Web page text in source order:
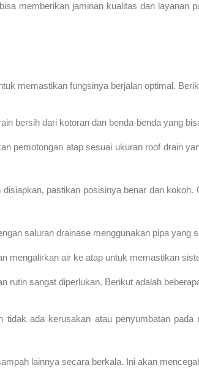
memberikan jaminan kualitas dan layanan
memastikan fungsinya berjalan optimal.
bersih dari kotoran dan benda-benda yang
pemotongan atap sesuai ukuran roof drain
pastikan posisinya benar dan
saluran drainase menggunakan pipa yang
mengalirkan air ke atap untuk memastikan
rutin sangat diperlukan. Berikut adalah
tidak ada kerusakan atau penyumbatan
lainnya secara berkala. Ini akan